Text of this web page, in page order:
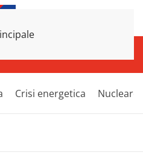
Crisi energetica Nucleare